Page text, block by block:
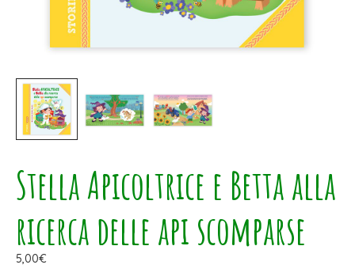
Stella Apicoltrice e Betta alla
ricerca delle api scomparse
5,00€